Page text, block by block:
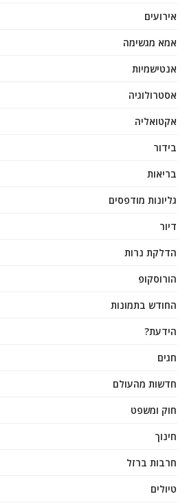
אירועים
אמא מגשימה
אנטישמיות
אסטרולוגיה
אקטואליה
בידור
בריאות
גליונות מודפסים
דיור
הדלקת נרות
הורוסקופ
החודש בתמונות
הידעת?
חגים
חדשות מהעולם
חוק ומשפט
חינוך
חרבות ברזל
טיולים